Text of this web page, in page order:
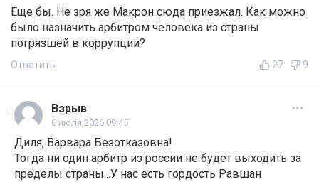
Еще бы. Не зря же Макрон сюда приезжал. Как можно
было назначить арбитром человека из страны
погрязшей в коррупции?
Ответить 27 9
Взрыв
6 июля 2026 09:45
Диля, Варвара Безотказовна!
Тогда ни один арбитр из россии не будет выходить за
пределы страны...У нас есть гордость Равшан